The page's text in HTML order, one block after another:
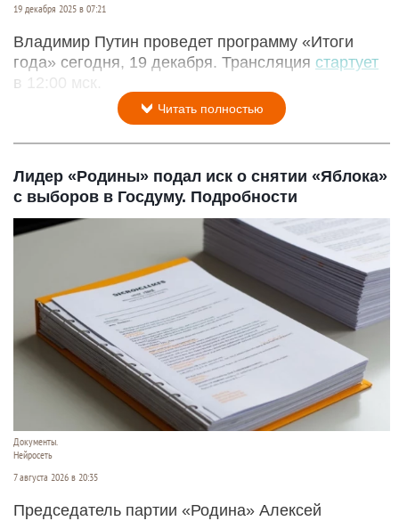
19 декабря 2025 в 07:21
Владимир Путин проведет программу «Итоги
года» сегодня, 19 декабря. Трансляция стартует
в 12:00 мск.
Читать полностью
Лидер «Родины» подал иск о снятии «Яблока»
с выборов в Госдуму. Подробности
Документы.
Нейросеть
7 августа 2026 в 20:35
Председатель партии «Родина» Алексей